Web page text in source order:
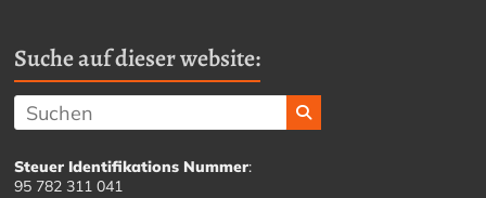
Suche auf dieser website:
Steuer Identifikations Nummer:
95 782 311 041